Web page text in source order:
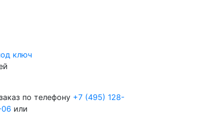
ключ
по телефону +7 (495) 128-
или